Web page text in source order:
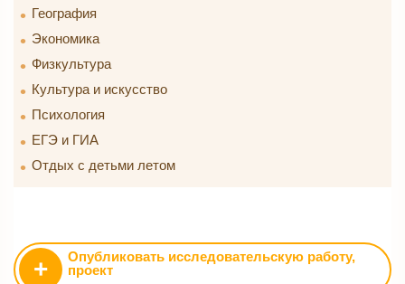
География
Экономика
Физкультура
Культура и искусство
Психология
ЕГЭ и ГИА
Отдых с детьми летом
+
Опубликовать исследовательскую работу,
проект